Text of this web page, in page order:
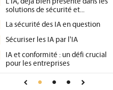
1
d'efficacité énergétique) ?
2
DEE, une pression
place pour répondre à...
Phocea DC dans les cordes
DEE